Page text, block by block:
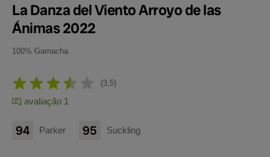
La Danza del Viento Arroyo de las
Ánimas 2022
100% Garnacha
3,5
avaliação 1
94 Parker 95 Suckling